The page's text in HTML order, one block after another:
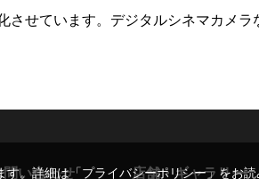
せています。デジタルシネマカメラ
問い合わせ 店舗・ギャラリー
す。詳細は「プライバシーポリシー」 をお読